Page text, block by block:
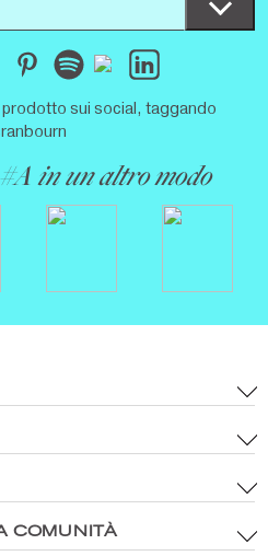
sui social, taggando
#A in un altro modo
media digitali
COMUNITÀ